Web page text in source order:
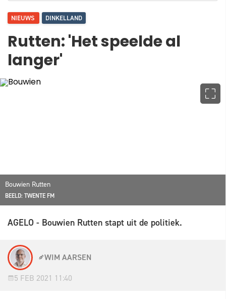
NIEUWS DINKELLAND
Rutten: 'Het speelde al
langer'
Bouwien Rutten
BEELD: TWENTE FM
AGELO - Bouwien Rutten stapt uit de politiek.
WIM AARSEN
5 FEB 2021 11:40